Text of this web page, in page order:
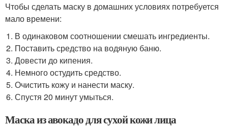
Чтобы сделать маску в домашних условиях потребуется
мало времени:
В одинаковом соотношении смешать ингредиенты.
Поставить средство на водяную баню.
Довести до кипения.
Немного остудить средство.
Очистить кожу и нанести маску.
Спустя 20 минут умыться.
Маска из авокадо для сухой кожи лица